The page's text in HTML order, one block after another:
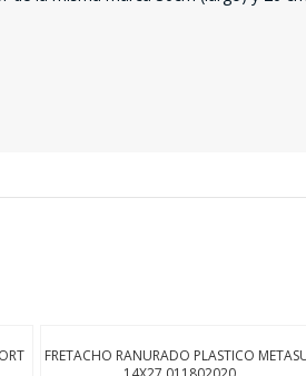
FRETACHO RANURADO PLASTICO